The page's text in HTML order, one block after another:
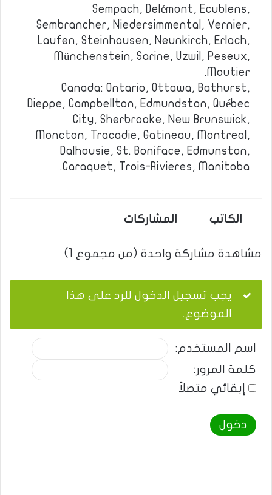
Sempach, Delémont, Ecublens,
Sembrancher, Niedersimmental, Vernier,
Laufen, Steinhausen, Neunkirch, Erlach,
Münchenstein, Sarine, Uzwil, Peseux,
Moutier.
Canada: Ontario, Ottawa, Bathurst,
Dieppe, Campbellton, Edmundston, Québec
City, Sherbrooke, New Brunswick,
Moncton, Tracadie, Gatineau, Montreal,
Dalhousie, St. Boniface, Edmunston,
Caraquet, Trois-Rivieres, Manitoba.
الكاتب المشاركات
مشاهدة مشاركة واحدة (من مجموع 1)
يجب تسجيل الدخول للرد على هذا
الموضوع.
اسم المستخدم:
كلمة المرور:
إبقائي متصلاً
دخول